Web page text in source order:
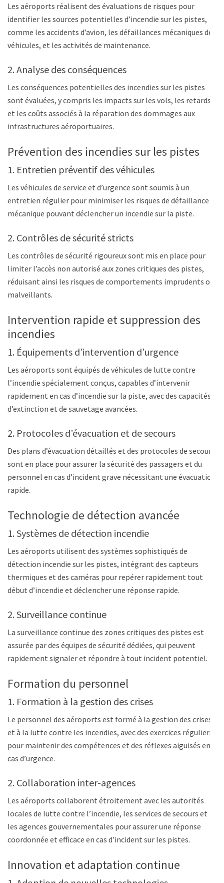
Les aéroports réalisent des évaluations de risques pour
identifier les sources potentielles d’incendie sur les pistes,
comme les accidents d’avion, les défaillances mécaniques des
véhicules, et les activités de maintenance.
2. Analyse des conséquences
Les conséquences potentielles des incendies sur les pistes
sont évaluées, y compris les impacts sur les vols, les retards,
et les coûts associés à la réparation des dommages aux
infrastructures aéroportuaires.
Prévention des incendies sur les pistes
1. Entretien préventif des véhicules
Les véhicules de service et d’urgence sont soumis à un
entretien régulier pour minimiser les risques de défaillance
mécanique pouvant déclencher un incendie sur la piste.
2. Contrôles de sécurité stricts
Les contrôles de sécurité rigoureux sont mis en place pour
limiter l’accès non autorisé aux zones critiques des pistes,
réduisant ainsi les risques de comportements imprudents ou
malveillants.
Intervention rapide et suppression des
incendies
1. Équipements d’intervention d’urgence
Les aéroports sont équipés de véhicules de lutte contre
l’incendie spécialement conçus, capables d’intervenir
rapidement en cas d’incendie sur la piste, avec des capacités
d’extinction et de sauvetage avancées.
2. Protocoles d’évacuation et de secours
Des plans d’évacuation détaillés et des protocoles de secours
sont en place pour assurer la sécurité des passagers et du
personnel en cas d’incident grave nécessitant une évacuation
rapide.
Technologie de détection avancée
1. Systèmes de détection incendie
Les aéroports utilisent des systèmes sophistiqués de
détection incendie sur les pistes, intégrant des capteurs
thermiques et des caméras pour repérer rapidement tout
début d’incendie et déclencher une réponse rapide.
2. Surveillance continue
La surveillance continue des zones critiques des pistes est
assurée par des équipes de sécurité dédiées, qui peuvent
rapidement signaler et répondre à tout incident potentiel.
Formation du personnel
1. Formation à la gestion des crises
Le personnel des aéroports est formé à la gestion des crises
et à la lutte contre les incendies, avec des exercices réguliers
pour maintenir des compétences et des réflexes aiguisés en
cas d’urgence.
2. Collaboration inter-agences
Les aéroports collaborent étroitement avec les autorités
locales de lutte contre l’incendie, les services de secours et
les agences gouvernementales pour assurer une réponse
coordonnée et efficace en cas d’incident sur les pistes.
Innovation et adaptation continue